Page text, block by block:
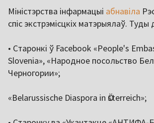
Міністэрства інфармацыі абнавіла
спіс экстрэмісцкіх матэрыялаў. Туды
• Старонкі ў Facebook «People's
Slovenia», «Народное посольство
Черногории»;
«Belarussische Diaspora in Ӧsterreich»;